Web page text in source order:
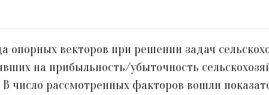
векторов при решении задач
на прибыльность/убыточность
число рассмотренных факторов вошли